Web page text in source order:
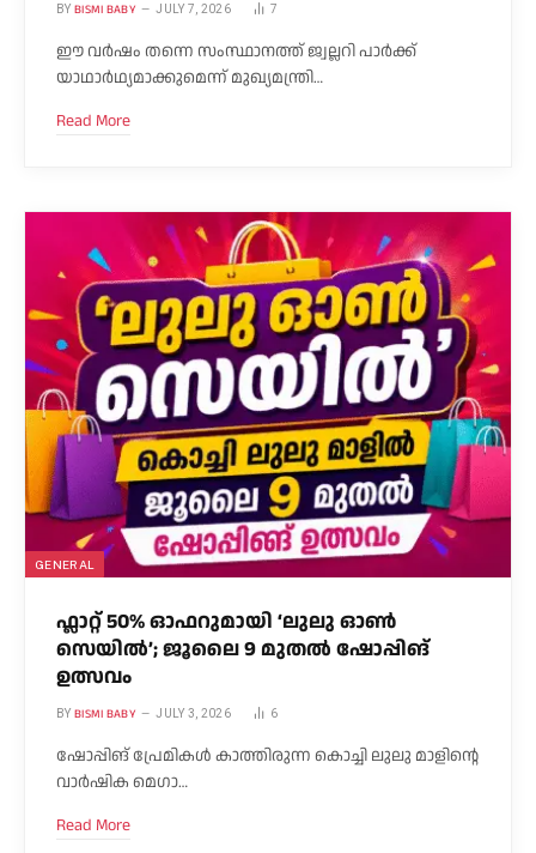
BY BISMI BABY JULY 7, 2026 7
ഈ വർഷം തന്നെ സംസ്ഥാനത്ത് ജ്വല്ലറി പാർക്ക്
യാഥാർഥ്യമാക്കുമെന്ന് മുഖ്യമന്ത്രി…
Read More
GENERAL
ഫ്ലാറ്റ് 50% ഓഫറുമായി ‘ലുലു ഓൺ
സെയിൽ’; ജൂലൈ 9 മുതൽ ഷോപ്പിങ്
ഉത്സവം
BY BISMI BABY JULY 3, 2026 6
ഷോപ്പിങ് പ്രേമികൾ കാത്തിരുന്ന കൊച്ചി ലുലു മാളിന്റെ
വാർഷിക മെഗാ…
Read More